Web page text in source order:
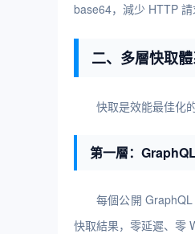
base64，減少 HTTP
二、多層快取
快取是效能最佳化
第一層：
每個公開
快取結果，零延遲、零